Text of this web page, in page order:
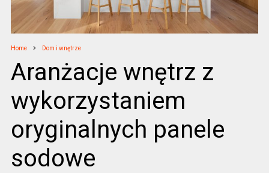
Home Dom i wnętrze
Aranżacje wnętrz z
wykorzystaniem
oryginalnych panele
sodowe